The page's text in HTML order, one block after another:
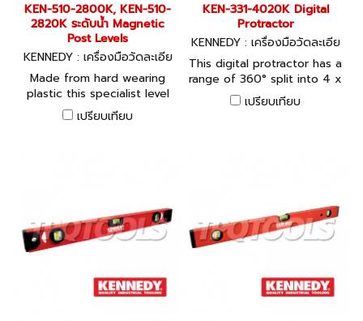
KEN-510-2800K, KEN-510-
2820K ระดับน้ำ Magnetic
Post Levels
KENNEDY : เครื่องมือวัดละเอีย
ด KEN-510-2800K, KEN-510
-2820K
Made from hard wearing
plastic this specialist level
designed to ensure both
square and round posts are
and an integrated elastic
fixing strap for other
materials.
เปรียบเทียบ
KEN-331-4020K Digital
Protractor
KENNEDY : เครื่องมือวัดละเอีย
ด KEN-331-4020K
This digital protractor has a
range of 360° split into 4 x
90° quadrants. It is simple
to calibrate and the
placement on acute angled
or cylindrical objects. 3V
lithium battery gives up to
2000 hours use.
เปรียบเทียบ